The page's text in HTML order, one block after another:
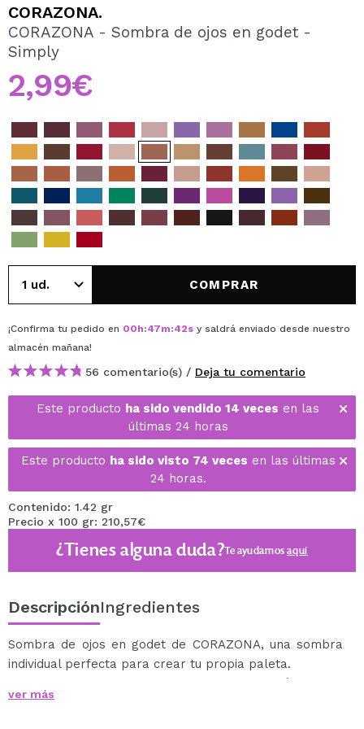
Al crear una cuenta en Maquillalia.com podrás realizar
tus compras rápidamente, revisar el estado de tus
CREAR CUENTA
CORAZONA.
CORAZONA - Sombra de ojos en godet -
Simply
2,99€
COMPRAR
¡Confirma tu pedido en 00h:47m:42s y saldrá enviado desde nuestro
almacén mañana!
56 comentario(s) / Deja tu comentario
Este producto ha sido vendido 14 veces en las
últimas 24 horas
Este producto ha sido visto 74 veces en las últimas
24 horas.
Contenido: 1.42 gr
Precio x 100 gr: 210,57€
¿Tienes alguna duda?Te ayudamosaquí
DescripciónIngredientes
Sombra de ojos en godet de CORAZONA, una sombra
individual perfecta para crear tu propia paleta.
Sombras en godet súper pigmentadas, fáciles de
aplicar y difuminar, que te ayudará a crear looks de lo
ver más